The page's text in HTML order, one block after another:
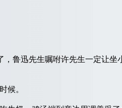
鲁迅先生嘱咐许先生一定让坐
候。